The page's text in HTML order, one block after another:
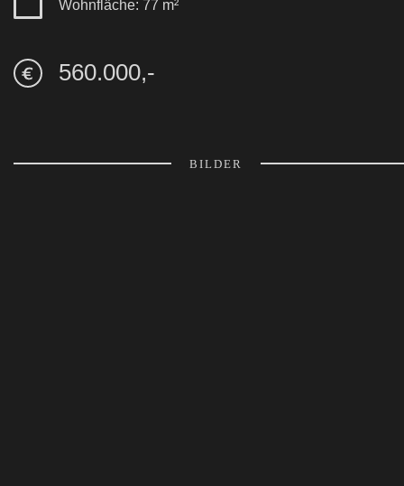
Wohnfläche: 77 m²
560.000,-
BILDER